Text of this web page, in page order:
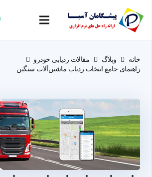
خانه وبلاگ
مقالات ردیابی خودرو
راهنمای جامع انتخاب ردیاب ماشین‌آلات سنگین